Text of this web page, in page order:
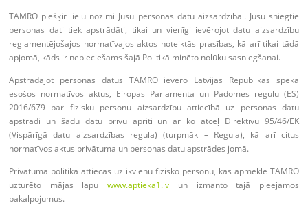
TAMRO piešķir lielu nozīmi Jūsu personas datu aizsardzībai. Jūsu sniegtie
personas dati tiek apstrādāti, tikai un vienīgi ievērojot datu aizsardzību
reglamentējošajos normatīvajos aktos noteiktās prasības, kā arī tikai tādā
apjomā, kāds ir nepieciešams šajā Politikā minēto nolūku sasniegšanai.
Apstrādājot personas datus TAMRO ievēro Latvijas Republikas spēkā
esošos normatīvos aktus, Eiropas Parlamenta un Padomes regulu (ES)
2016/679 par fizisku personu aizsardzību attiecībā uz personas datu
apstrādi un šādu datu brīvu apriti un ar ko atceļ Direktīvu 95/46/EK
(Vispārīgā datu aizsardzības regula) (turpmāk – Regula), kā arī citus
normatīvos aktus privātuma un personas datu apstrādes jomā.
Privātuma politika attiecas uz ikvienu fizisko personu, kas apmeklē TAMRO
uzturēto mājas lapuwww.aptieka1.lv un izmanto tajā pieejamos
pakalpojumus.